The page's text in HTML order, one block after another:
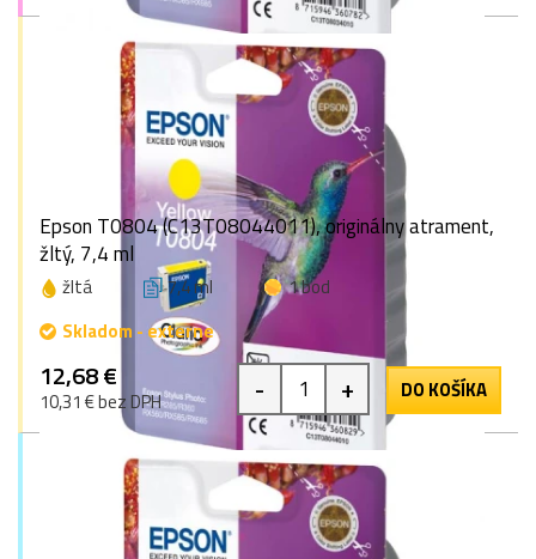
Epson T0804 (C13T08044011), originálny atrament,
žltý, 7,4 ml
žltá 7,4 ml
1 bod
Skladom - externe
12,68 €
10,31 € bez DPH - + DO KOŠÍKA